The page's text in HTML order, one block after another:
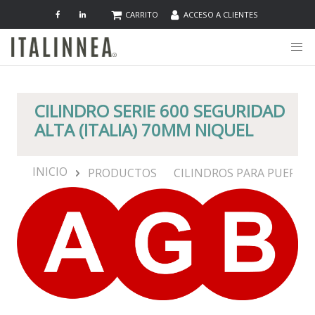
CARRITO ACCESO A CLIENTES
CILINDRO SERIE 600 SEGURIDAD
ALTA (ITALIA) 70MM NIQUEL
INICIO PRODUCTOS CILINDROS PARA